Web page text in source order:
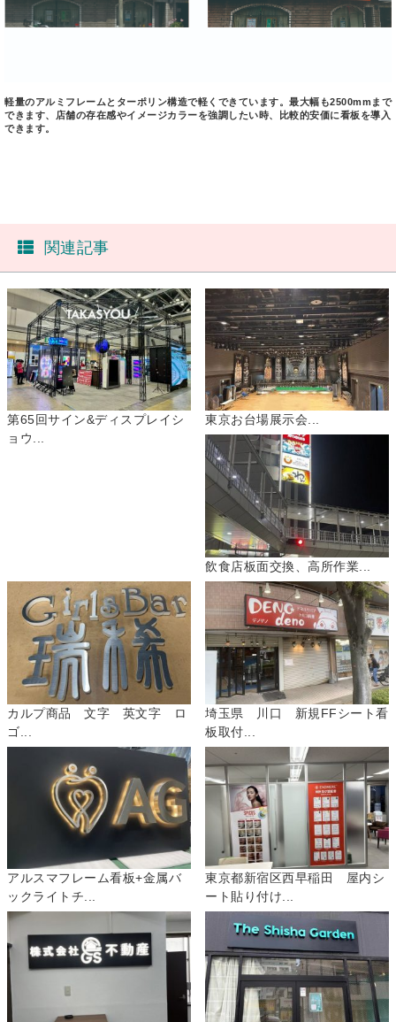
軽量のアルミフレームとターポリン構造で軽くできています。最大幅も2500mmまで
できます、店舗の存在感やイメージカラーを強調したい時、比較的安価に看板を導入
できます。
関連記事
第65回サイン&ディスプレイシ
ョウ...
東京お台場展示会...
飲食店板面交換、高所作業...
カルプ商品 文字 英文字 ロ
ゴ...
埼玉県 川口 新規FFシート看
板取付...
アルスマフレーム看板+金属バ
ックライトチ...
東京都新宿区西早稲田 屋内シ
ート貼り付け...